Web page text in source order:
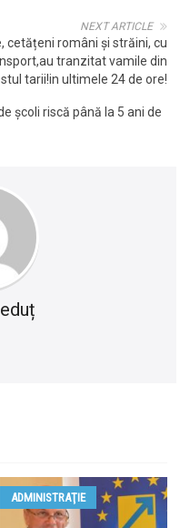
NEXT ARTICLE
cetățeni români și străini, cu
tranzitat vamile din
tarii!in ultimele 24 de ore!
școli riscă până la 5 ani de
ADMINISTRAŢIE